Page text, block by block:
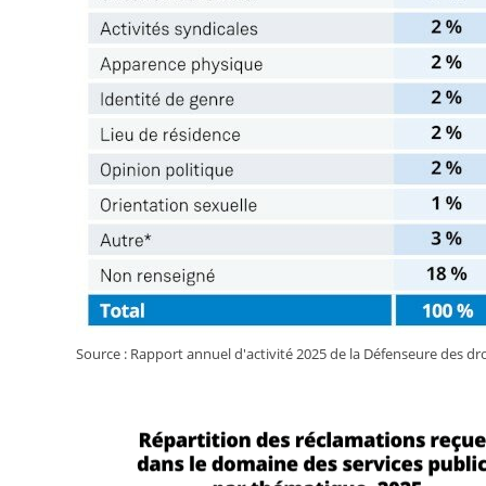
Source : Rapport annuel d'activité 2025 de la Défenseure des